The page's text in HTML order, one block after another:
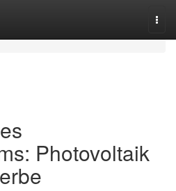
Photovoltaik